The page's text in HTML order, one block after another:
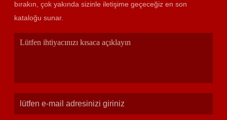
bırakın, çok yakında sizinle iletişime geçeceğiz en son
kataloğu sunar.